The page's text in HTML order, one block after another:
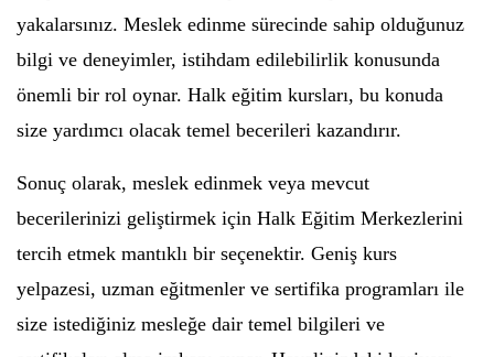
yakalarsınız. Meslek edinme sürecinde sahip olduğunuz
bilgi ve deneyimler, istihdam edilebilirlik konusunda
önemli bir rol oynar. Halk eğitim kursları, bu konuda
size yardımcı olacak temel becerileri kazandırır.
Sonuç olarak, meslek edinmek veya mevcut
becerilerinizi geliştirmek için Halk Eğitim Merkezlerini
tercih etmek mantıklı bir seçenektir. Geniş kurs
yelpazesi, uzman eğitmenler ve sertifika programları ile
size istediğiniz mesleğe dair temel bilgileri ve